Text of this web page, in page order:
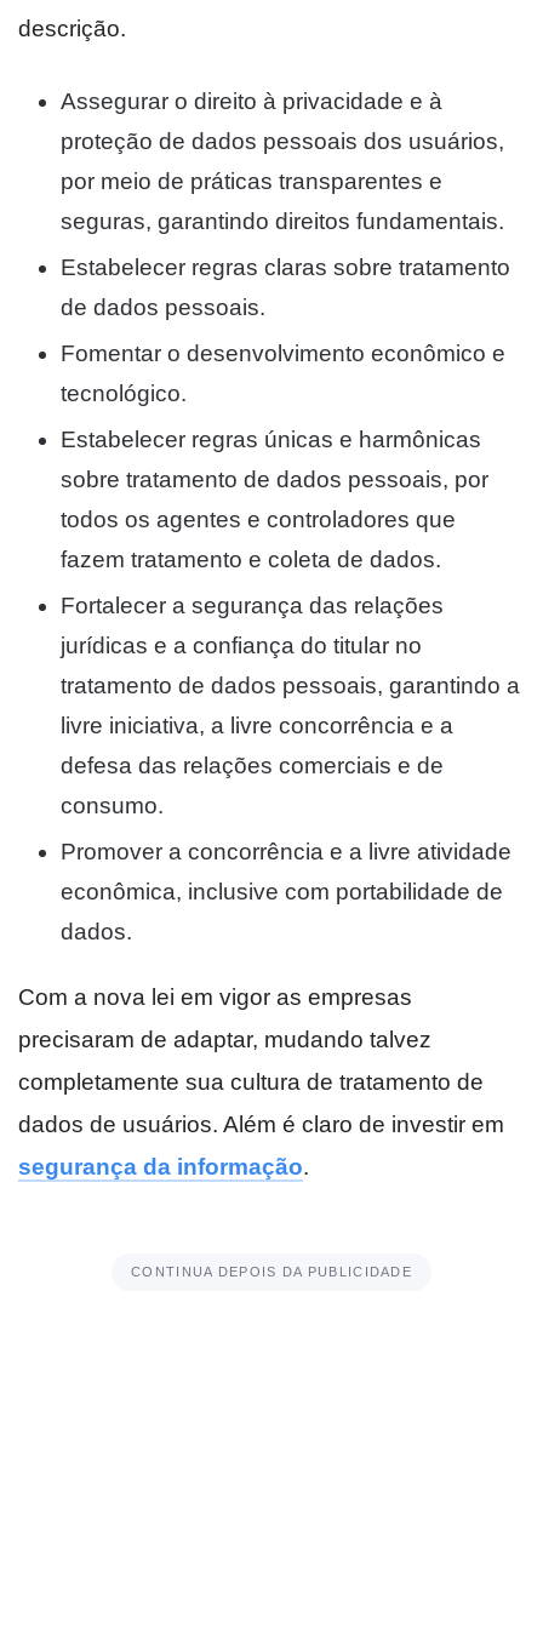
descrição.
Assegurar o direito à privacidade e à
proteção de dados pessoais dos usuários,
por meio de práticas transparentes e
seguras, garantindo direitos fundamentais.
Estabelecer regras claras sobre tratamento
de dados pessoais.
Fomentar o desenvolvimento econômico e
tecnológico.
Estabelecer regras únicas e harmônicas
sobre tratamento de dados pessoais, por
todos os agentes e controladores que
fazem tratamento e coleta de dados.
Fortalecer a segurança das relações
jurídicas e a confiança do titular no
tratamento de dados pessoais, garantindo a
livre iniciativa, a livre concorrência e a
defesa das relações comerciais e de
consumo.
Promover a concorrência e a livre atividade
econômica, inclusive com portabilidade de
dados.
Com a nova lei em vigor as empresas
precisaram de adaptar, mudando talvez
completamente sua cultura de tratamento de
dados de usuários. Além é claro de investir em
segurança da informação.
CONTINUA DEPOIS DA PUBLICIDADE